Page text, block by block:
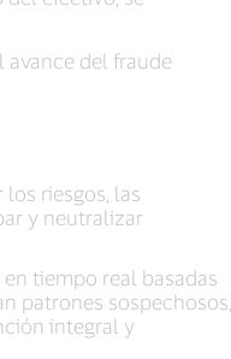
avance del fraude
riesgos, las
y neutralizar
tiempo real basadas
patrones sospechosos,
integral y